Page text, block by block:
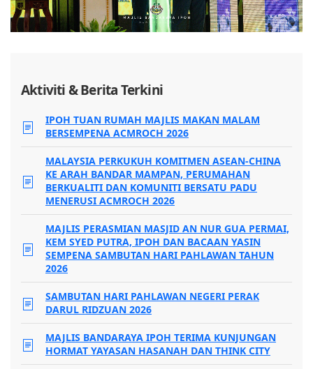
Aktiviti & Berita Terkini
IPOH TUAN RUMAH MAJLIS MAKAN MALAM
BERSEMPENA ACMROCH 2026
MALAYSIA PERKUKUH KOMITMEN ASEAN-CHINA
KE ARAH BANDAR MAMPAN, PERUMAHAN
BERKUALITI DAN KOMUNITI BERSATU PADU
MENERUSI ACMROCH 2026
MAJLIS PERASMIAN MASJID AN NUR GUA PERMAI,
KEM SYED PUTRA, IPOH DAN BACAAN YASIN
SEMPENA SAMBUTAN HARI PAHLAWAN TAHUN
2026
SAMBUTAN HARI PAHLAWAN NEGERI PERAK
DARUL RIDZUAN 2026
MAJLIS BANDARAYA IPOH TERIMA KUNJUNGAN
HORMAT YAYASAN HASANAH DAN THINK CITY